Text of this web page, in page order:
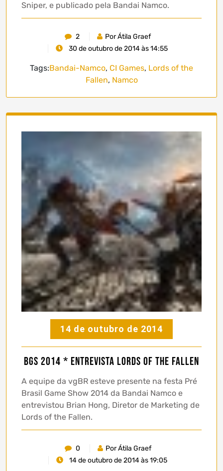
Sniper, e publicado pela Bandai Namco.
2
Por Átila Graef
30 de outubro de 2014 às 14:55
Tags:Bandai-Namco, CI Games, Lords of the
Fallen, Namco
14 de outubro de 2014
BGS 2014 * Entrevista Lords of the Fallen
A equipe da vgBR esteve presente na festa Pré
Brasil Game Show 2014 da Bandai Namco e
entrevistou Brian Hong, Diretor de Marketing de
Lords of the Fallen.
0
Por Átila Graef
14 de outubro de 2014 às 19:05